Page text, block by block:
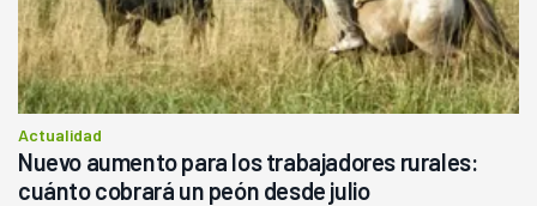
Actualidad
Nuevo aumento para los trabajadores rurales:
cuánto cobrará un peón desde julio